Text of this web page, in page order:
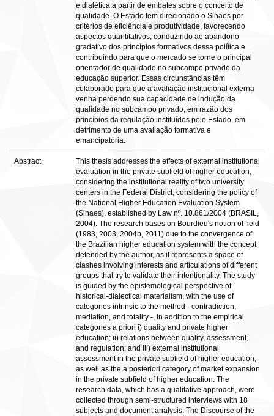
e dialética a partir de embates sobre o conceito de
qualidade. O Estado tem direcionado o Sinaes por
critérios de eficiência e produtividade, favorecendo
aspectos quantitativos, conduzindo ao abandono
gradativo dos princípios formativos dessa política e
contribuindo para que o mercado se torne o principal
orientador de qualidade no subcampo privado da
educação superior. Essas circunstâncias têm
colaborado para que a avaliação institucional externa
venha perdendo sua capacidade de indução da
qualidade no subcampo privado, em razão dos
princípios da regulação instituídos pelo Estado, em
detrimento de uma avaliação formativa e
emancipatória.
Abstract:
This thesis addresses the effects of external institutional
evaluation in the private subfield of higher education,
considering the institutional reality of two university
centers in the Federal District, considering the policy of
the National Higher Education Evaluation System
(Sinaes), established by Law nº. 10.861/2004 (BRASIL,
2004). The research bases on Bourdieu's notion of field
(1983, 2003, 2004b, 2011) due to the convergence of
the Brazilian higher education system with the concept
defended by the author, as it represents a space of
clashes involving interests and articulations of different
groups that try to validate their intentionality. The study
is guided by the epistemological perspective of
historical-dialectical materialism, with the use of
categories intrinsic to the method - contradiction,
mediation, and totality -, in addition to the empirical
categories a priori i) quality and private higher
education; ii) relations between quality, assessment,
and regulation; and iii) external institutional
assessment in the private subfield of higher education,
as well as the a posteriori category of market expansion
in the private subfield of higher education. The
research data, which has a qualitative approach, were
collected through semi-structured interviews with 18
subjects and document analysis. The Discourse of the